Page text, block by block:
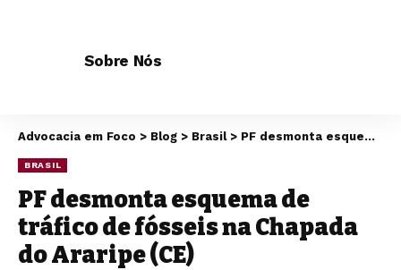
Sobre Nós
Advocacia em Foco > Blog > Brasil> PF desmonta esquema de tráfico de fósseis na Chapada do Araripe (CE)
BRASIL
PF desmonta esquema de
tráfico de fósseis na Chapada
do Araripe (CE)